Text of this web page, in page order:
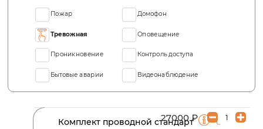
Пожар
Тревожная
Проникновение
Бытовые аварии
Домофон
Оповещение
Контроль доступа
Видеонаблюдение
Комплект проводной стандарт
27000 ₽